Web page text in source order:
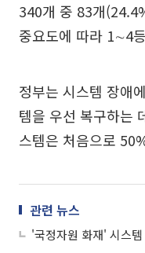
340개 중 83개
중요도에 따라 1∼4
정부는 시스템 장애
템을 우선 복구하는
스템은 처음으로
관련 뉴스